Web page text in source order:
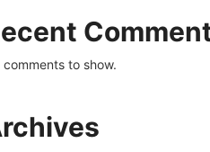
comments to show.